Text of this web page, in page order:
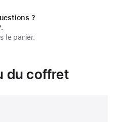
?
le panier.
du coffret